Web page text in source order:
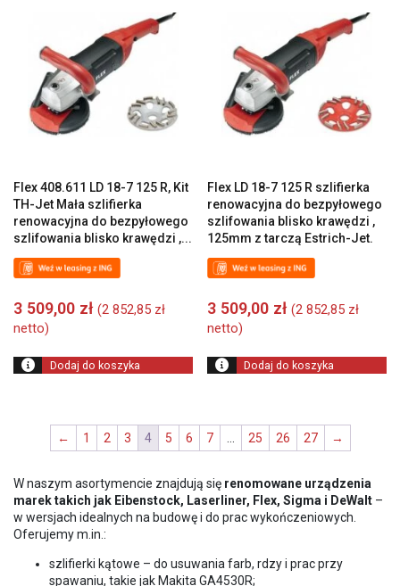
Flex 408.611 LD 18-7 125 R, Kit
TH-Jet Mała szlifierka
renowacyjna do bezpyłowego
szlifowania blisko krawędzi ,...
3 509,00 zł (2 852,85 zł
netto)
Dodaj do koszyka
Flex LD 18-7 125 R szlifierka
renowacyjna do bezpyłowego
szlifowania blisko krawędzi ,
125mm z tarczą Estrich-Jet.
3 509,00 zł (2 852,85 zł
netto)
Dodaj do koszyka
← 1 2 3 4 5 6 7 25 26 27 →
W naszym asortymencie znajdują się renomowane urządzenia
marek takich jak Eibenstock, Laserliner, Flex, Sigma i DeWalt –
w wersjach idealnych na budowę i do prac wykończeniowych.
Oferujemy m.in.:
szlifierki kątowe – do usuwania farb, rdzy i prac przy
spawaniu, takie jak Makita GA4530R;